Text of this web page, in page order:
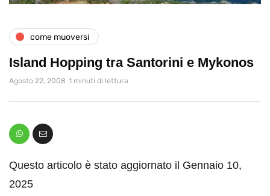
come muoversi
Island Hopping tra Santorini e Mykonos
Agosto 22, 2008 1 minuti di lettura
Questo articolo è stato aggiornato il Gennaio 10,
2025